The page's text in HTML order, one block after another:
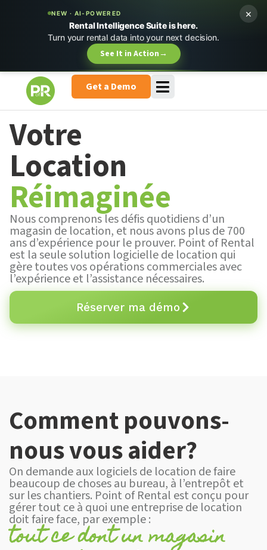
NEW · AI-POWERED
Rental Intelligence Suite is here.
Turn your rental data into your next decision.
See It in Action→
×
Get a Demo
Votre
Location
Réimaginée
Nous comprenons les défis quotidiens d’un
magasin de location, et nous avons plus de 700
ans d’expérience pour le prouver. Point of Rental
est la seule solution logicielle de location qui
gère toutes vos opérations commerciales avec
l’expérience et l’assistance nécessaires.
Réserver ma démo
Comment pouvons-
nous vous aider?
On demande aux logiciels de location de faire
beaucoup de choses au bureau, à l’entrepôt et
sur les chantiers. Point of Rental est conçu pour
gérer tout ce à quoi une entreprise de location
doit faire face, par exemple :
tout ce dont un magasin